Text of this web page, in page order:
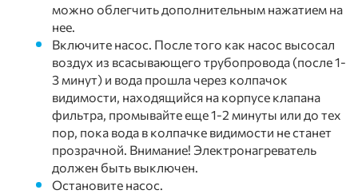
можно облегчить дополнительным нажатием на
нее.
Включите насос. После того как насос высосал
воздух из всасывающего трубопровода (после 1-
3 минут) и вода прошла через колпачок
видимости, находящийся на корпусе клапана
фильтра, промывайте еще 1-2 минуты или до тех
пор, пока вода в колпачке видимости не станет
прозрачной. Внимание! Электронагреватель
должен быть выключен.
Остановите насос.